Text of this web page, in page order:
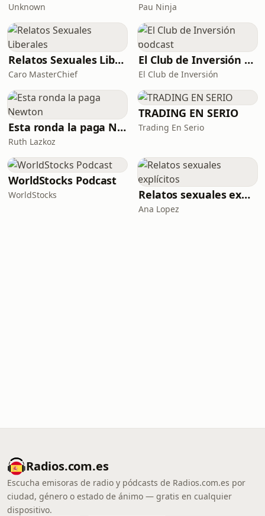
Unknown Pau Ninja
Relatos Sexuales Liberales
Caro MasterChief
El Club de Inversión podcast
El Club de Inversión
Esta ronda la paga Newton
Ruth Lazkoz
TRADING EN SERIO
Trading En Serio
WorldStocks Podcast
WorldStocks Relatos sexuales explícitos
Ana Lopez
Radios.com.es
Escucha emisoras de radio y pódcasts de Radios.com.es por
ciudad, género o estado de ánimo — gratis en cualquier
dispositivo.